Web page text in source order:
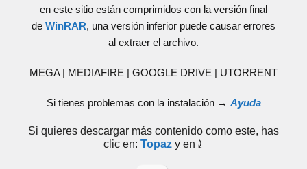
en este sitio están comprimidos con la versión final
de WinRAR, una versión inferior puede causar errores
al extraer el archivo.
MEGA | MEDIAFIRE | GOOGLE DRIVE | UTORRENT
Si tienes problemas con la instalación → Ayuda
Si quieres descargar más contenido como este, has
clic en: Topazy en⤸